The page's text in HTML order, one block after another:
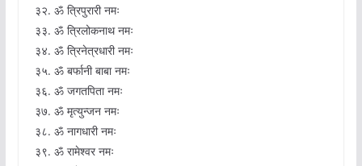
३२. ॐ त्रिपुरारी नमः
३३. ॐ त्रिलोकनाथ नमः
३४. ॐ त्रिनेत्रधारी नमः
३५. ॐ बर्फानी बाबा नमः
३६. ॐ जगतपिता नमः
३७. ॐ मृत्युन्जन नमः
३८. ॐ नागधारी नमः
३९. ॐ रामेश्वर नमः